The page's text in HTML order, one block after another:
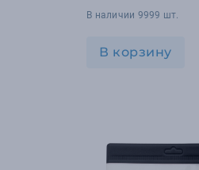
В наличии 9999 шт.
В корзину